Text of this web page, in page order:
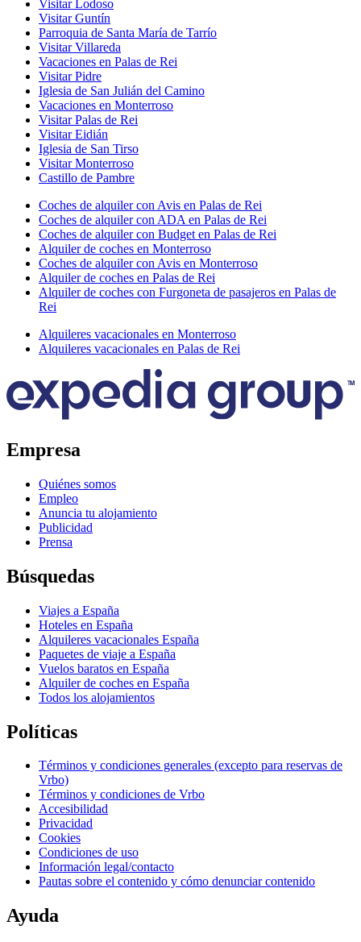
Visitar Lodoso
Visitar Guntín
Parroquia de Santa María de Tarrío
Visitar Villareda
Vacaciones en Palas de Rei
Visitar Pidre
Iglesia de San Julián del Camino
Vacaciones en Monterroso
Visitar Palas de Rei
Visitar Eidián
Iglesia de San Tirso
Visitar Monterroso
Castillo de Pambre
Coches de alquiler con Avis en Palas de Rei
Coches de alquiler con ADA en Palas de Rei
Coches de alquiler con Budget en Palas de Rei
Alquiler de coches en Monterroso
Coches de alquiler con Avis en Monterroso
Alquiler de coches en Palas de Rei
Alquiler de coches con Furgoneta de pasajeros en Palas de
Rei
Alquileres vacacionales en Monterroso
Alquileres vacacionales en Palas de Rei
Empresa
Quiénes somos
Empleo
Anuncia tu alojamiento
Publicidad
Prensa
Búsquedas
Viajes a España
Hoteles en España
Alquileres vacacionales España
Paquetes de viaje a España
Vuelos baratos en España
Alquiler de coches en España
Todos los alojamientos
Políticas
Términos y condiciones generales (excepto para reservas de
Vrbo)
Términos y condiciones de Vrbo
Accesibilidad
Privacidad
Cookies
Condiciones de uso
Información legal/contacto
Pautas sobre el contenido y cómo denunciar contenido
Ayuda